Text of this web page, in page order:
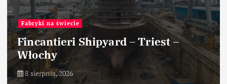
Fabryki na świecie
Fincantieri Shipyard – Triest –
Włochy
8 sierpnia, 2026